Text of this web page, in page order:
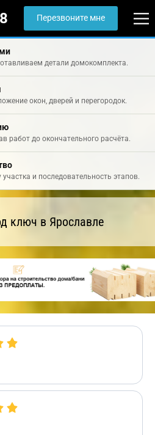
Перезвоните мне
детали домокомплекта.
окон, дверей и перегородок.
работ до окончательного расчёта.
и последовательность этапов.
ключ в Ярославле